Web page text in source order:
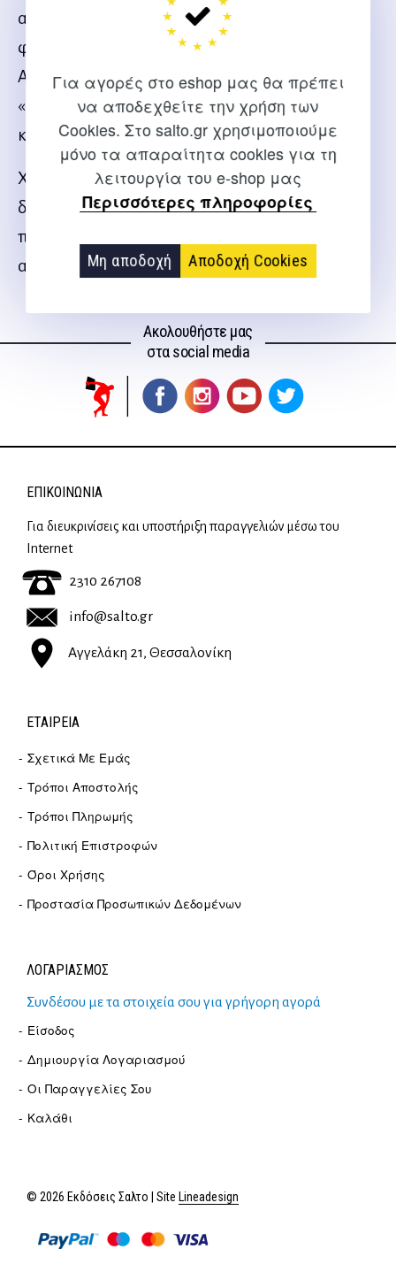
Για αγορές στο eshop μας θα πρέπει
να αποδεχθείτε την χρήση των
Cookies. Στο salto.gr χρησιμοποιούμε
μόνο τα απαραίτητα cookies για τη
λειτουργία του e-shop μας
Περισσότερες πληροφορίες
Μη αποδοχή Αποδοχή Cookies
αναλύσεις προκύπτει ότι τα δύο κοινωνικά
φαινόμενα, δηλαδή η Φυσική Αγωγή και ο
Αθλητισμός, αποτελούν απεικόνιση ενός
«μικρόκοσμου», που είναι συνδεδεμένος με κάθε
κοινωνία.
Χωρίς αμφιβολία, τα φαινόμενα αυτά είναι
δημιουργήματα της ανθρώπινης ύπαρξης και του
πολιτισμού μιας κοινωνίας, με την οποία είναι
αδιάσπαστα συνδεδεμένα.
Ακολουθήστε μας
στα social media
ΕΠΙΚΟΙΝΩΝΊΑ
Για διευκρινίσεις και υποστήριξη παραγγελιών μέσω του
Internet
2310 267108
info@salto.gr
Αγγελάκη 21, Θεσσαλονίκη
ΕΤΑΙΡΕΊΑ
Σχετικά Με Εμάς
Τρόποι Αποστολής
Τρόποι Πληρωμής
Πολιτική Επιστροφών
Όροι Χρήσης
Προστασία Προσωπικών Δεδομένων
ΛΟΓΑΡΙΑΣΜΟΣ
Συνδέσου με τα στοιχεία σου για γρήγορη αγορά
Είσοδος
Δημιουργία Λογαριασμού
Οι Παραγγελίες Σου
Καλάθι
© 2026 Εκδόσεις Σαλτο | Site Lineadesign